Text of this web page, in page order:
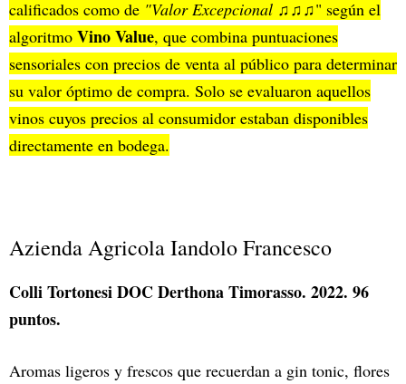
calificados como de "Valor Excepcional ♫♫♫" según el
algoritmo Vino Value, que combina puntuaciones
sensoriales con precios de venta al público para determinar
su valor óptimo de compra. Solo se evaluaron aquellos
vinos cuyos precios al consumidor estaban disponibles
directamente en bodega.
Azienda Agricola Iandolo Francesco
Colli Tortonesi DOC Derthona Timorasso. 2022. 96
puntos.
Aromas ligeros y frescos que recuerdan a gin tonic, flores